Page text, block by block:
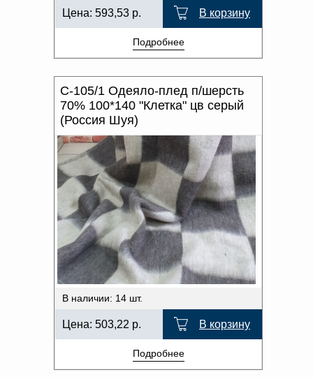
Цена: 593,53 р. В корзину
Подробнее
С-105/1 Одеяло-плед п/шерсть
70% 100*140 "Клетка" цв серый
(Россия Шуя)
В наличии: 14 шт.
Цена: 503,22 р. В корзину
Подробнее